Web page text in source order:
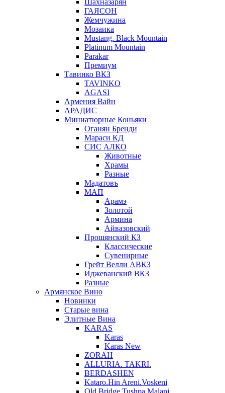
Шахназарян
ГАЯСОН
Жемчужина
Мозаика
Mustang. Black Mountain
Platinum Mountain
Parakar
Премиум
Тавинко ВКЗ
TAVINKO
AGASI
Армения Вайн
АРАДИС
Миниатюрные Коньяки
Оганян Бренди
Мараси КД
СИС АЛКО
Животные
Храмы
Разные
Мадатовъ
МАП
Арамэ
Золотой
Армина
Айвазовский
Прошянский КЗ
Классические
Сувенирные
Грейт Велли АВКЗ
Иджеванский ВКЗ
Разные
Армянское Вино
Новинки
Старые вина
Элитные Вина
KARAS
Karas
Karas New
ZORAH
ALLURIA. TAKRI.
BERDASHEN
Kataro.Hin Areni.Voskeni
Old Bridge.Tushpa.Malani